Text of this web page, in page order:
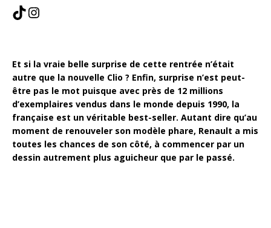
Et si la vraie belle surprise de cette rentrée n’était
autre que la nouvelle Clio ? Enfin, surprise n’est peut-
être pas le mot puisque avec près de 12 millions
d’exemplaires vendus dans le monde depuis 1990, la
française est un véritable best-seller. Autant dire qu’au
moment de renouveler son modèle phare, Renault a mis
toutes les chances de son côté, à commencer par un
dessin autrement plus aguicheur que par le passé.